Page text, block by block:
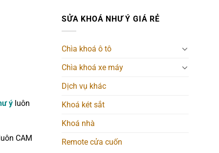
ý luôn
luôn CAM
SỬA KHOÁ NHƯ Ý GIÁ RẺ
Chìa khoá ô tô
Chìa khoá xe máy
Dịch vụ khác
Khoá két sắt
Khoá nhà
Remote cửa cuốn